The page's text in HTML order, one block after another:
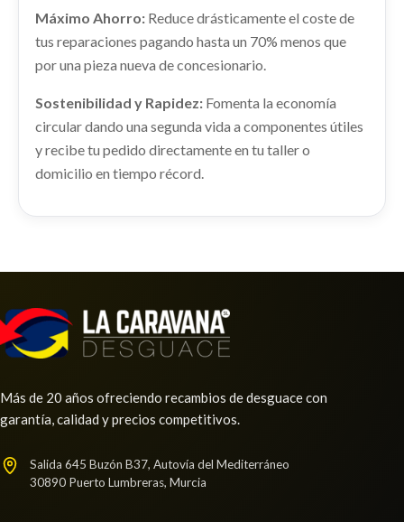
391002670R
TRANSMISION DELANTERA DERECHA... usado.
RENAULT KADJAR (HA_, HL_) 1.2 TCE 130
Consultar
391015656R
TRANSMISION DELANTERA IZQUIERDA... usado.
RADIADOR AGUA 214104EB0B
RADIADOR AGUA 214104EB0B usado.
RENAULT KADJAR (HA_, HL_) 1.2 TCE 130
Ref: 2274315 OEM: 214104EB0B
Consultar
AMORTIGUADOR TRASERO IZQUIERDO
AMORTIGUADOR TRASERO IZQUIERDO usado.
Máximo Ahorro: Reduce drásticamente el coste de
tus reparaciones pagando hasta un 70% menos que
por una pieza nueva de concesionario.
Sostenibilidad y Rapidez: Fomenta la economía
circular dando una segunda vida a componentes útiles
y recibe tu pedido directamente en tu taller o
domicilio en tiempo récord.
Más de 20 años ofreciendo recambios de desguace con
garantía, calidad y precios competitivos.
Salida 645 Buzón B37, Autovía del Mediterráneo
30890 Puerto Lumbreras, Murcia